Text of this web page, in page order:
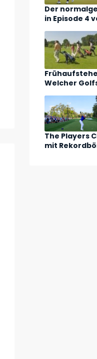
Der
in Episode 4
Welcher
The Players
mit